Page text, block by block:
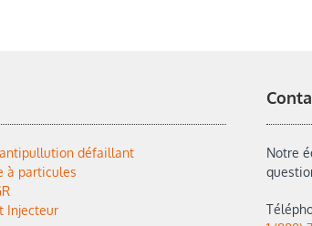
défaillant
à particules
Injecteur
Notre